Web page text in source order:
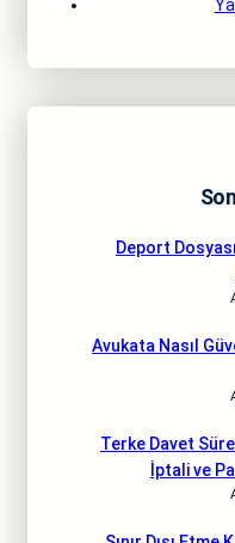
Deport
Avukata Nasıl
Terke Davet
İptali ve